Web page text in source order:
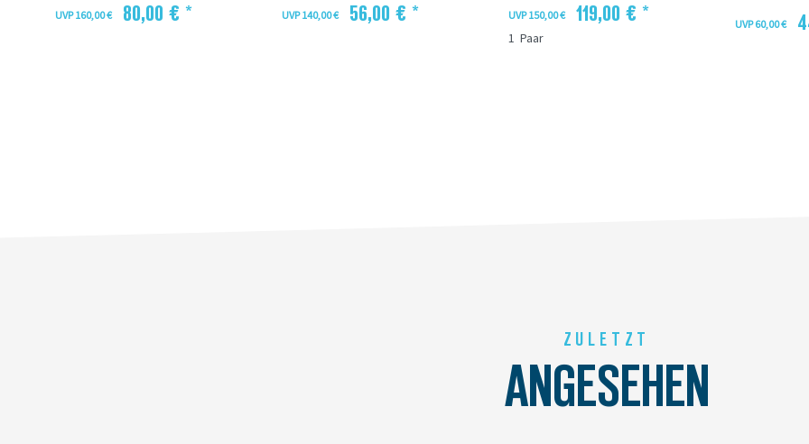
UVP 160,00 € 80,00 € * UVP 140,00 € 56,00 € * UVP 150,00 € 119,00 € *
1 Paar
UVP 60,00 €
ZULETZT
ANGESEHEN